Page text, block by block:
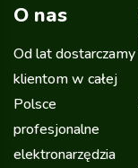
O nas
Od lat dostarczamy
klientom w całej
Polsce
profesjonalne
elektronarzędzia